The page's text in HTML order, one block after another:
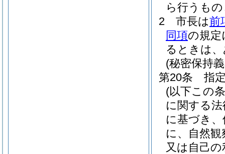
ら行うも
2
市長は前
同項の規定
るときは
(秘密保持
第20条
指
(以下この
に関する法
に基づき
に、自然
又は自己